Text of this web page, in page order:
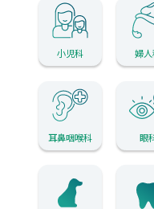
小児科 婦
耳鼻咽喉科 眼